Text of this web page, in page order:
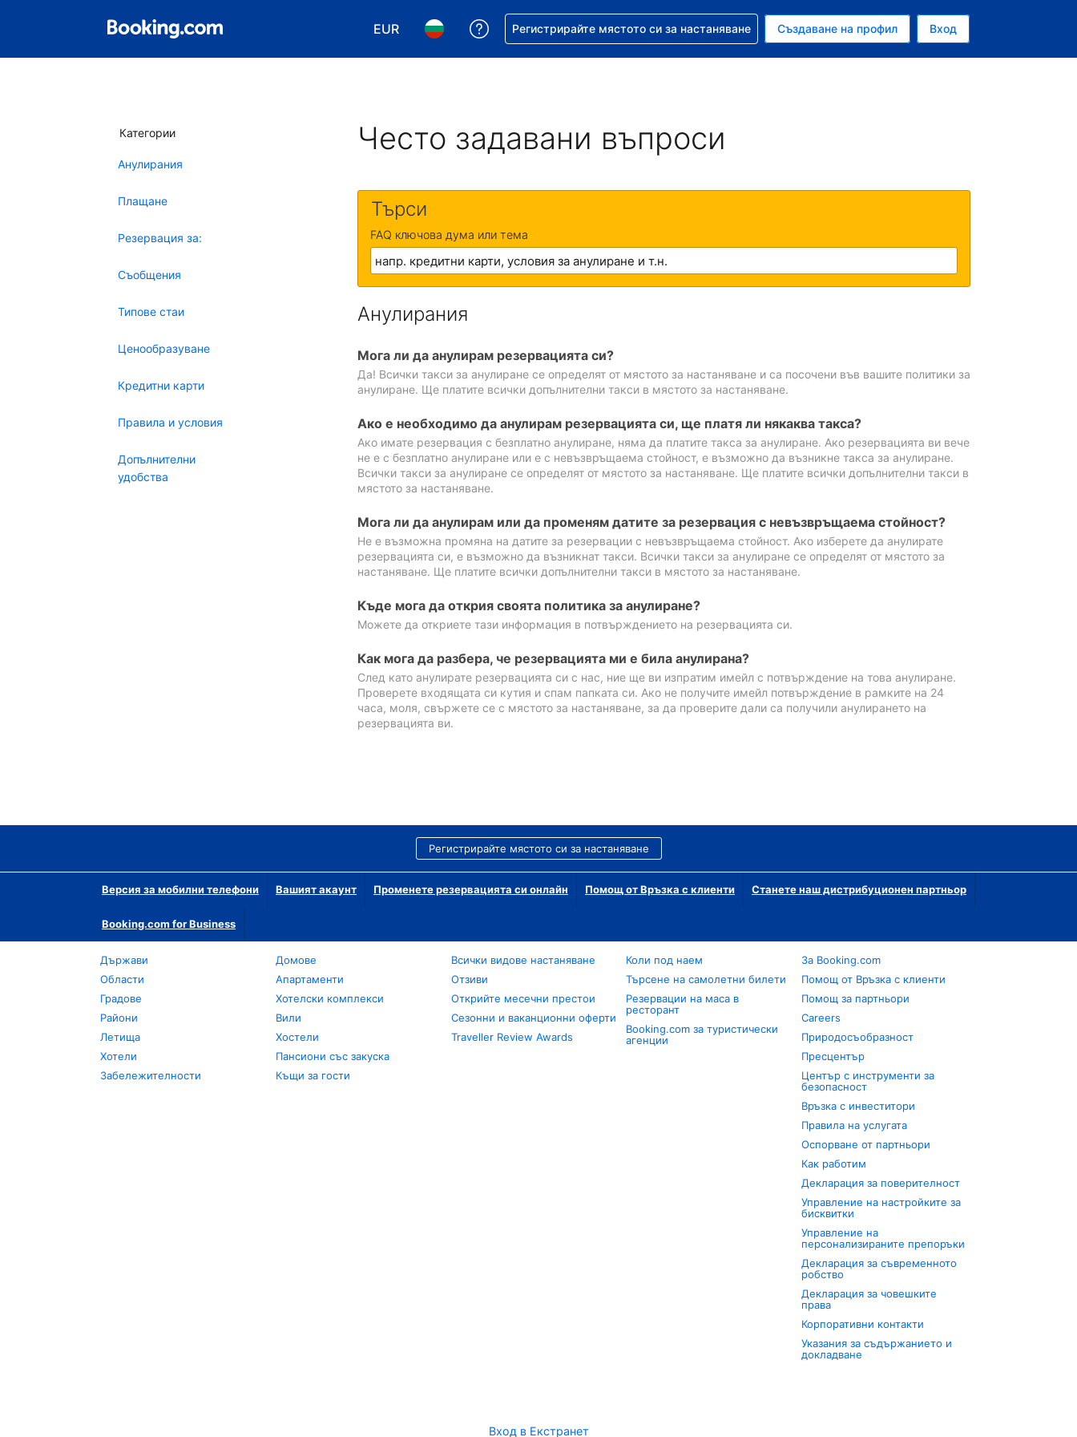
EUR
Избор на валута. Избрана валута - Евро
Избор на език. Избран език - Български
Помощ с резервацията ви
Регистрирайте мястото си за настаняване Създаване на профил Вход
Категории
Анулирания
Плащане
Резервация за:
Съобщения
Типове стаи
Ценообразуване
Кредитни карти
Правила и условия
Допълнителни
удобства
Често задавани въпроси
Търси
FAQ ключова дума или тема
Анулирания
Мога ли да анулирам резервацията си?
Да! Всички такси за анулиране се определят от мястото за настаняване и са посочени във вашите политики за
анулиране. Ще платите всички допълнителни такси в мястото за настаняване.
Ако е необходимо да анулирам резервацията си, ще платя ли някаква такса?
Ако имате резервация с безплатно анулиране, няма да платите такса за анулиране. Ако резервацията ви вече
не е с безплатно анулиране или е с невъзвръщаема стойност, е възможно да възникне такса за анулиране.
Всички такси за анулиране се определят от мястото за настаняване. Ще платите всички допълнителни такси в
мястото за настаняване.
Мога ли да анулирам или да променям датите за резервация с невъзвръщаема стойност?
Не е възможна промяна на датите за резервации с невъзвръщаема стойност. Ако изберете да анулирате
резервацията си, е възможно да възникнат такси. Всички такси за анулиране се определят от мястото за
настаняване. Ще платите всички допълнителни такси в мястото за настаняване.
Къде мога да открия своята политика за анулиране?
Можете да откриете тази информация в потвърждението на резервацията си.
Как мога да разбера, че резервацията ми е била анулирана?
След като анулирате резервацията си с нас, ние ще ви изпратим имейл с потвърждение на това анулиране.
Проверете входящата си кутия и спам папката си. Ако не получите имейл потвърждение в рамките на 24
часа, моля, свържете се с мястото за настаняване, за да проверите дали са получили анулирането на
резервацията ви.
Регистрирайте мястото си за настаняване
Версия за мобилни телефони Вашият акаунт Променете резервацията си онлайн Помощ от Връзка с клиенти Станете наш дистрибуционен партньор
Booking.com for Business
Държави
Области
Градове
Райони
Летища
Хотели
Забележителности
Домове
Апартаменти
Хотелски комплекси
Вили
Хостели
Пансиони със закуска
Къщи за гости
Всички видове настаняване
Отзиви
Открийте месечни престои
Сезонни и ваканционни оферти
Traveller Review Awards
Коли под наем
Търсене на самолетни билети
Резервации на маса в
ресторант
Booking.com за туристически
агенции
За Booking.com
Помощ от Връзка с клиенти
Помощ за партньори
Careers
Природосъобразност
Пресцентър
Център с инструменти за
безопасност
Връзка с инвеститори
Правила на услугата
Оспорване от партньори
Как работим
Декларация за поверителност
Управление на настройките за
бисквитки
Управление на
персонализираните препоръки
Декларация за съвременното
робство
Декларация за човешките
права
Корпоративни контакти
Указания за съдържанието и
докладване
Вход в Екстранет